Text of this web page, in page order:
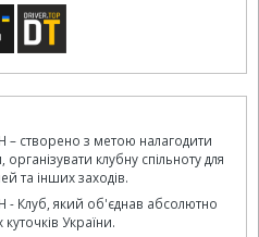
– створено з метою налагодити
клубну спільноту для
та інших заходів.
- Клуб, який об'єднав абсолютно
України.